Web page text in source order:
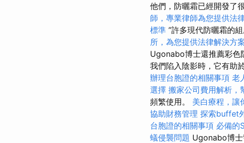
他們，防曬霜已經開發了
師，專業律師為您提供法
標準 ”許多現代防曬霜的
所，為您提供法律解決方
Ugonabo博士還推薦彩色
我們陷入陰影時，它有助
辦理台胞證的相關事項 老
選擇 搬家公司費用解析，
頻繁使用。 美白療程，讓
協助財務管理 探索buffet
台胞證的相關事項 必備的
蟻侵襲問題 Ugonabo博士